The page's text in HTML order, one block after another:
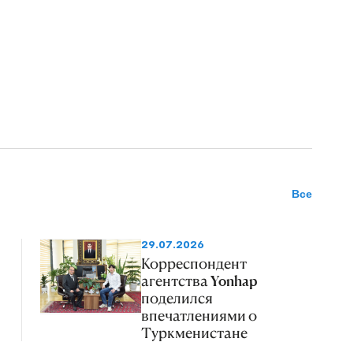
Все
29.07.2026
Корреспондент
агентства Yonhap
поделился
впечатлениями о
Туркменистане